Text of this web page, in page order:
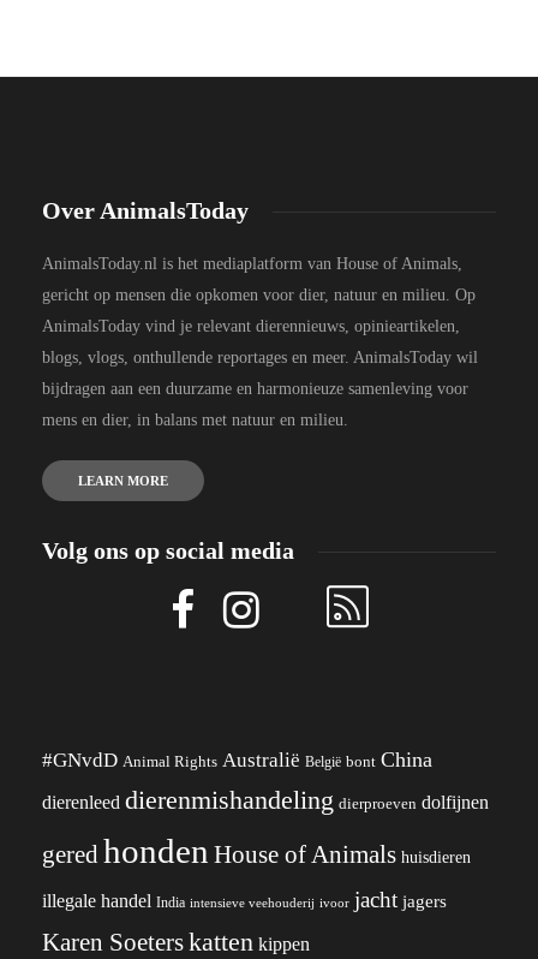
Over AnimalsToday
AnimalsToday.nl is het mediaplatform van House of Animals,
gericht op mensen die opkomen voor dier, natuur en milieu. Op
AnimalsToday vind je relevant dierennieuws, opinieartikelen,
blogs, vlogs, onthullende reportages en meer. AnimalsToday wil
bijdragen aan een duurzame en harmonieuze samenleving voor
mens en dier, in balans met natuur en milieu.
LEARN MORE
Volg ons op social media
#GNvdD Animal Rights Australië België bont China
dierenleed dierenmishandeling dierproeven dolfijnen
geredhonden House of Animals huisdieren
illegale handel India intensieve veehouderij ivoor jacht jagers
Karen Soeterskatten kippen